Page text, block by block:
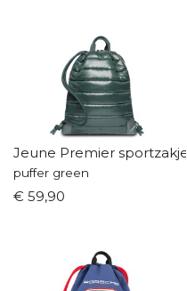
Jeune Premier sportzakje
puffer green
€ 59,90